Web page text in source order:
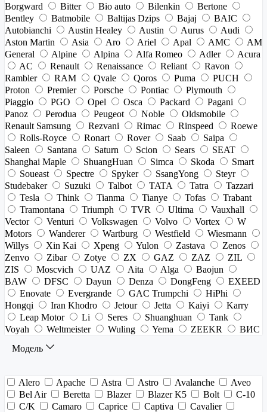
Borgward
Bitter Bio auto Bilenkin
Bertone
Bentley
Batmobile Baltijas Dzips Bajaj
BAIC
Autobianchi
Austin Healey Austin Aurus
Audi
Aston Martin
Asia Aro Ariel Apal AMC
AM
General
Alpine Alpina Alfa Romeo Adler
Acura
AC
Renault Renaissance Reliant
Ravon
Rambler
RAM Qvale Qoros Puma
PUCH
Proton
Premier Porsche Pontiac
Plymouth
Piaggio
PGO Opel Osca Packard
Pagani
Panoz
Perodua Peugeot Noble
Oldsmobile
Renault Samsung
Rezvani Rimac Rinspeed
Roewe
Rolls-Royce
Ronart Rover Saab
Saipa
Saleen
Santana Saturn Scion Sears
SEAT
Shanghai Maple
ShuangHuan Simca Skoda
Smart
Soueast
Spectre Spyker SsangYong
Steyr
Studebaker
Suzuki Talbot TATA Tatra
Tazzari
Tesla
Think Tianma Tianye Tofas
Trabant
Tramontana
Triumph TVR Ultima
Vauxhall
Vector
Venturi Volkswagen Volvo Vortex
W
Motors
Wanderer Wartburg Westfield
Wiesmann
Willys
Xin Kai Xpeng Yulon Zastava
Zenos
Zenvo
Zibar Zotye ZX GAZ ZAZ
ZIL
ZIS
Moscvich UAZ Aita Alga
Baojun
BAW
DFSC Dayun Denza DongFeng
EXEED
Enovate
Evergrande GAC Trumpchi
HiPhi
Hongqi
Iran Khodro Jetour Jetta Kaiyi
Karry
Leap Motor
Li Seres Shuanghuan
Tank
Voyah
Weltmeister Wuling Yema ZEEKR
ВИС
Модель
Alero Apache Astra Astro Avalanche
Aveo
Bel Air
Beretta Blazer Blazer K5 Bolt
C-10
C/K
Camaro Caprice Captiva
Cavalier